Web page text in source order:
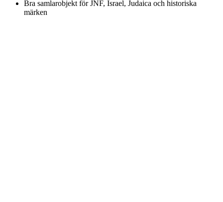
Bra samlarobjekt för JNF, Israel, Judaica och historiska
märken